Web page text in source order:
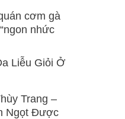
cơm gà
nhức
Liễu Giỏi Ở
Trang –
Ngọt Được